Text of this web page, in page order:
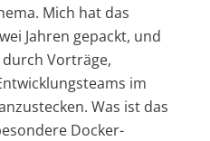
Mich hat das
Jahren gepackt, und
Vorträge,
im
Was ist das
Docker-